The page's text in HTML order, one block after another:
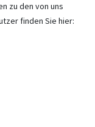
zu den von uns
finden Sie hier: